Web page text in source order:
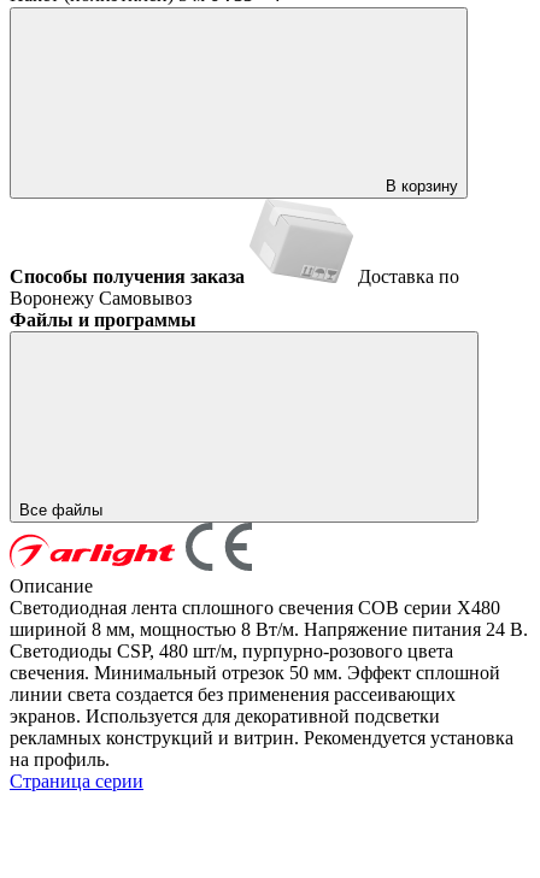
В корзину
Способы получения заказа
Доставка по
Воронежу Самовывоз
Файлы и программы
Все файлы
Описание
Светодиодная лента сплошного свечения COB серии X480
шириной 8 мм, мощностью 8 Вт/м. Напряжение питания 24 В.
Светодиоды CSP, 480 шт/м, пурпурно-розового цвета
свечения. Минимальный отрезок 50 мм. Эффект сплошной
линии света создается без применения рассеивающих
экранов. Используется для декоративной подсветки
рекламных конструкций и витрин. Рекомендуется установка
на профиль.
Страница серии